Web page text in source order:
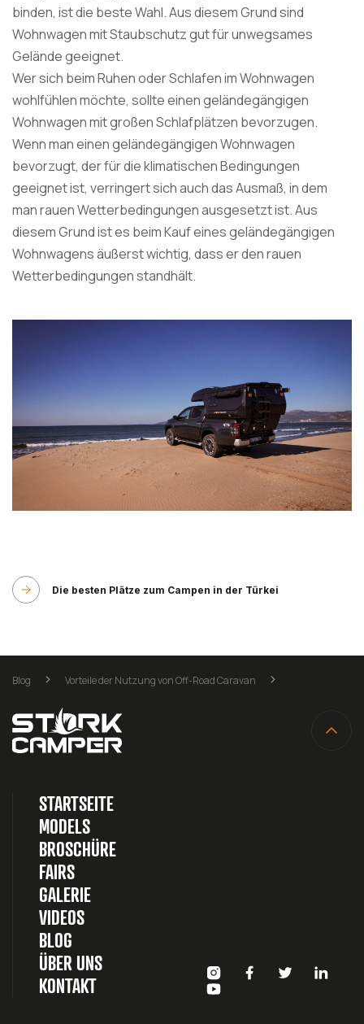
binden, ist die beste Wahl. Aus diesem Grund sind
Wohnwagen mit Staubschutz gut für unwegsames
Gelände geeignet.
Wer sich beim Ruhen oder Schlafen im Wohnwagen
wohlfühlen möchte, sollte einen geländegängigen
Wohnwagen mit großen Schlafplätzen bevorzugen.
Wenn man einen geländegängigen Wohnwagen
bevorzugt, der für die klimatischen Bedingungen
geeignet ist, verringert sich auch das Ausmaß, in dem
man rauen Wetterbedingungen ausgesetzt ist. Aus
diesem Grund ist es beim Kauf eines geländegängigen
Wohnwagens äußerst wichtig, dass er den rauen
Wetterbedingungen standhält.
Die besten Plätze zum Campen in der Türkei
Blog Vorteile der Nutzung von Off-Road Caravan
STARTSEITE
MODELS
BROSCHÜRE
FAIRS
GALERIE
VIDEOS
BLOG
ÜBER UNS
KONTAKT